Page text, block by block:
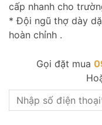
cấp nhanh cho
* Đội ngũ thợ dày
hoàn chỉnh .
Gọi đặt mua